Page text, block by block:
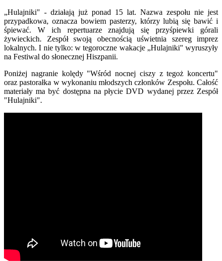
„Hulajniki" - działają już ponad 15 lat. Nazwa zespołu nie jest
przypadkowa, oznacza bowiem pasterzy, którzy lubią się bawić i
śpiewać. W ich repertuarze znajdują się przyśpiewki górali
żywieckich. Zespół swoją obecnością uświetnia szereg imprez
lokalnych. I nie tylko: w tegoroczne wakacje „Hulajniki" wyruszyły
na Festiwal do słonecznej Hiszpanii.
Poniżej nagranie kolędy "Wśród nocnej ciszy z tegoż koncertu"
oraz pastorałka w wykonaniu młodszych członków Zespołu. Całość
materiały ma być dostępna na płycie DVD wydanej przez Zespół
"Hulajniki".